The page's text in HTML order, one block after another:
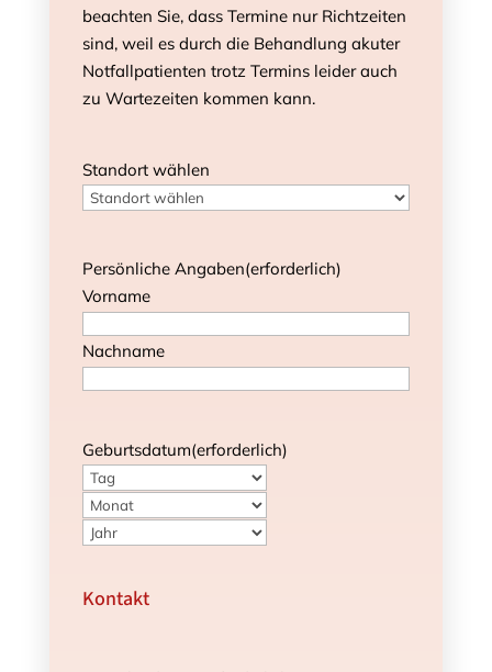
beachten Sie, dass Termine nur Richtzeiten
sind, weil es durch die Behandlung akuter
Notfallpatienten trotz Termins leider auch
zu Wartezeiten kommen kann.
Standort wählen
Persönliche Angaben(erforderlich)
Vorname
Nachname
Geburtsdatum(erforderlich)
Tag
Monat
Jahr
Kontakt